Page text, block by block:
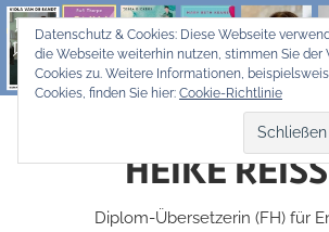
Zum
Inhalt
springen
HEIKE
Diplom-Übersetzerin (FH) für
Datenschutz & Cookies: Diese Webseite
die Webseite weiterhin nutzen, stimmen Sie der
Cookies zu. Weitere Informationen,
Cookies, finden Sie hier: Cookie-Richtlinie